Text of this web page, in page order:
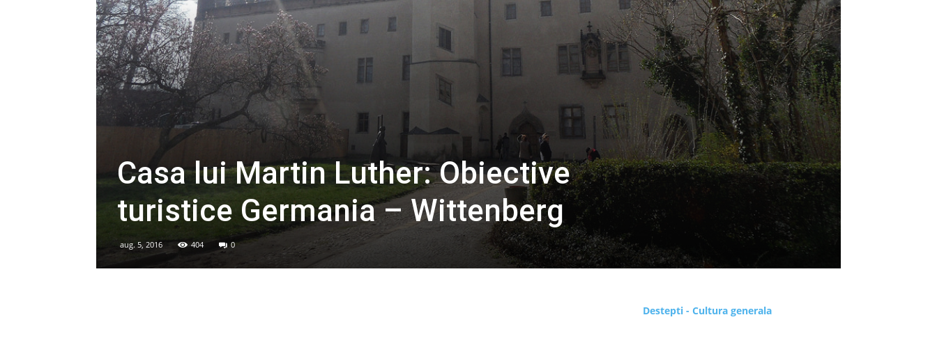
Casa lui Martin Luther: Obiective
turistice Germania – Wittenberg
aug. 5, 2016 404 0
Destepti - Cultura generala